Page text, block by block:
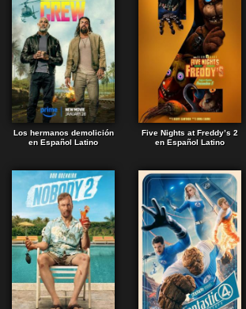
Los hermanos demolición
en Español Latino
Five Nights at Freddy’s 2
en Español Latino